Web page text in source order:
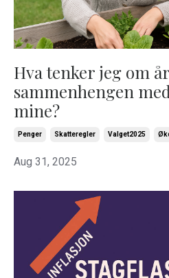
Hva tenker jeg om
sammenhengen
mine?
Penger Skatteregler Valget2025
Aug 31, 2025